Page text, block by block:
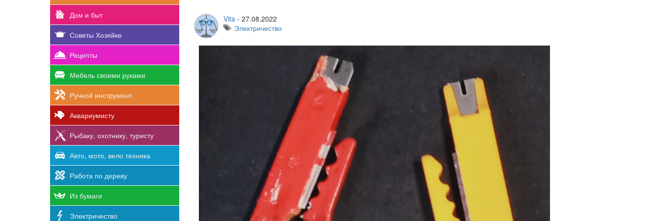
Дом и быт
Советы Хозяйке
Рецепты
Мебель своими руками
Ручной инструмент
Аквариумисту
Рыбаку, охотнику, туристу
Авто, мото, вело техника
Работа по дереву
Из бумаги
Электричество
Vita - 27.08.2022
Электричество